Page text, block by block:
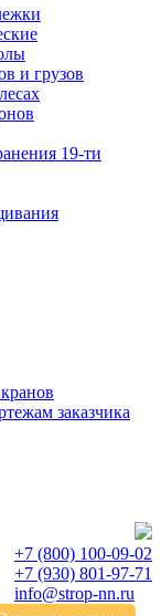
и грузов
19-ти
заказчика
+7 (800) 100-09-02
+7 (930) 801-97-71
info@strop-nn.ru